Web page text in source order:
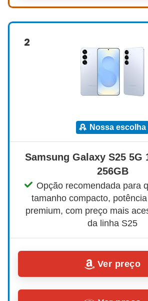
2
nossa escolha
Samsung Galaxy S25 5G
256GB
Opção recomendada para
tamanho compacto,
premium, com preço mais
da linha S25
Ver preço